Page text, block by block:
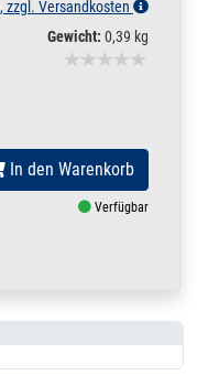
zzgl. Versandkosten
Gewicht: 0,39 kg
In den Warenkorb
Verfügbar